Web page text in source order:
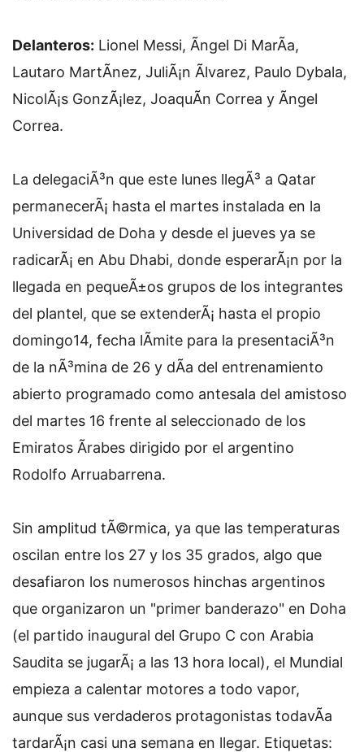
Delanteros: Lionel Messi, Ãngel Di MarÃ­a,
Lautaro MartÃ­nez, JuliÃ¡n Ãlvarez, Paulo Dybala,
NicolÃ¡s GonzÃ¡lez, JoaquÃ­n Correa y Ãngel
Correa.
La delegaciÃ³n que este lunes llegÃ³ a Qatar
permanecerÃ¡ hasta el martes instalada en la
Universidad de Doha y desde el jueves ya se
radicarÃ¡ en Abu Dhabi, donde esperarÃ¡n por la
llegada en pequeÃ±os grupos de los integrantes
del plantel, que se extenderÃ¡ hasta el propio
domingo14, fecha lÃ­mite para la presentaciÃ³n
de la nÃ³mina de 26 y dÃ­a del entrenamiento
abierto programado como antesala del amistoso
del martes 16 frente al seleccionado de los
Emiratos Ãrabes dirigido por el argentino
Rodolfo Arruabarrena.
Sin amplitud tÃ©rmica, ya que las temperaturas
oscilan entre los 27 y los 35 grados, algo que
desafiaron los numerosos hinchas argentinos
que organizaron un "primer banderazo" en Doha
(el partido inaugural del Grupo C con Arabia
Saudita se jugarÃ¡ a las 13 hora local), el Mundial
empieza a calentar motores a todo vapor,
aunque sus verdaderos protagonistas todavÃ­a
tardarÃ¡n casi una semana en llegar. Etiquetas: